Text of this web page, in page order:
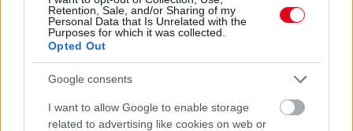
Retention, Sale, and/or Sharing of my
Personal Data that Is Unrelated with the
Purposes for which it was collected.
Opted Out
Google consents
I want to allow Google to enable storage
related to advertising like cookies on web or
VITAMINHIÁNY – ILYEN JELEKRE FIGYELJ
Erre figyelj!
24 óra